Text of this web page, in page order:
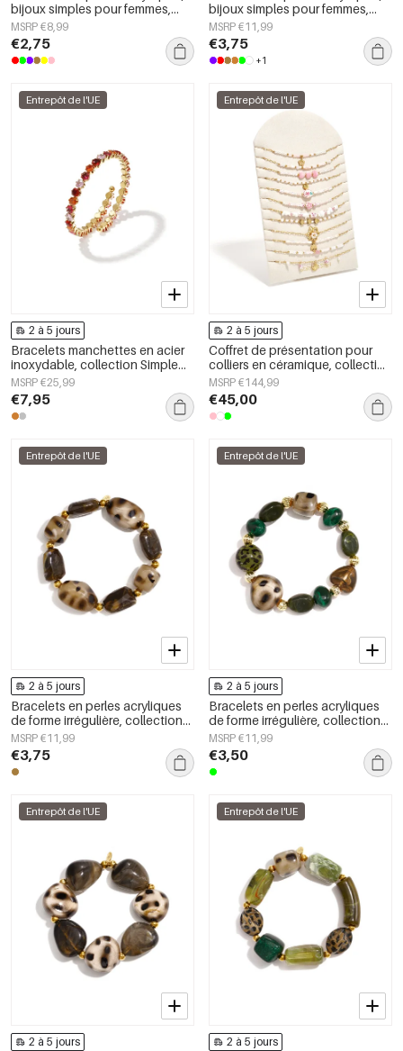
bijoux simples pour femmes,
collection Daily Simple
MSRP €8,99
€2,75
bijoux simples pour femmes,
collection Daily Simple
MSRP €11,99
€3,75
+1
Entrepôt de l'UE
2 à 5 jours
Bracelets manchettes en acier
inoxydable, collection Simple
Daily Simple, bijoux pour
femmes
MSRP €25,99
€7,95
Entrepôt de l'UE
2 à 5 jours
Coffret de présentation pour
colliers en céramique, collection
Fleurs, Vacances et
Romantisme au quotidien,
bijoux pour femmes
MSRP €144,99
€45,00
Entrepôt de l'UE
2 à 5 jours
Bracelets en perles acryliques
de forme irrégulière, collection
Simple Daily Simple, bijoux pour
femmes
MSRP €11,99
€3,75
Entrepôt de l'UE
2 à 5 jours
Bracelets en perles acryliques
de forme irrégulière, collection
Simple Daily Simple, bijoux pour
femmes
MSRP €11,99
€3,50
Entrepôt de l'UE
2 à 5 jours
Entrepôt de l'UE
2 à 5 jours